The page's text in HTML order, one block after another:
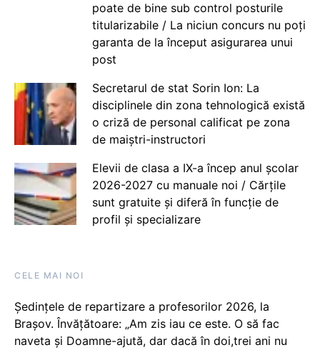
poate de bine sub control posturile
titularizabile / La niciun concurs nu poți
garanta de la început asigurarea unui
post
Secretarul de stat Sorin Ion: La
disciplinele din zona tehnologică există
o criză de personal calificat pe zona
de maiștri-instructori
Elevii de clasa a IX-a încep anul școlar
2026-2027 cu manuale noi / Cărțile
sunt gratuite și diferă în funcție de
profil și specializare
CELE MAI NOI
Ședințele de repartizare a profesorilor 2026, la
Brașov. Învățătoare: „Am zis iau ce este. O să fac
naveta și Doamne-ajută, dar dacă în doi,trei ani nu